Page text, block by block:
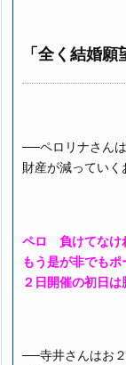
「全く結婚願
──ペロリナさん
財産が減ってい
ペロ 負けてなけ
もう是が非でも
２日開催の初日
──寺井さんはお